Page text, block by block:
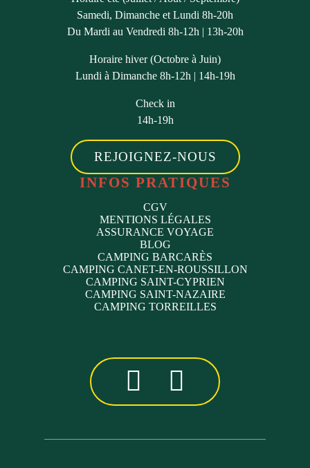
Samedi, Dimanche et Lundi 8h-20h
Du Mardi au Vendredi 8h-12h | 13h-20h
Horaire hiver (Octobre à Juin)
Lundi à Dimanche 8h-12h | 14h-19h
Check in
14h-19h
REJOIGNEZ-NOUS
INFOS PRATIQUES
CGV
MENTIONS LÉGALES
ASSURANCE VOYAGE
BLOG
CAMPING BARCARÈS
CAMPING CANET-EN-ROUSSILLON
CAMPING SAINT-CYPRIEN
CAMPING SAINT-NAZAIRE
CAMPING TORREILLES